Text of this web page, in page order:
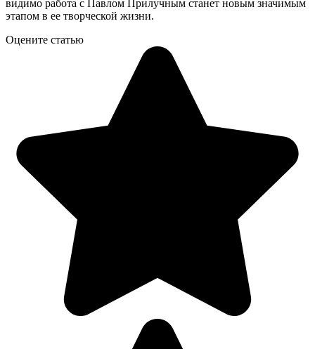
видимо работа с Павлом Прилучным станет новым значимым
этапом в ее творческой жизни.
Оцените статью